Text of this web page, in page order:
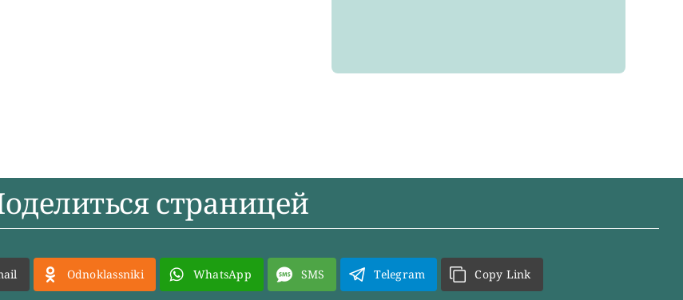
страницей
Odnoklassniki WhatsApp SMS Telegram Copy Link